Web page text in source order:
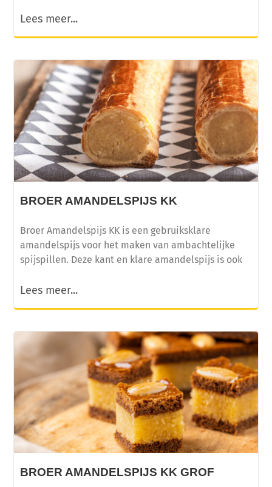
Lees meer...
BROER AMANDELSPIJS KK
Broer Amandelspijs KK is een gebruiksklare
amandelspijs voor het maken van ambachtelijke
spijspillen. Deze kant en klare amandelspijs is ook
Lees meer...
BROER AMANDELSPIJS KK GROF